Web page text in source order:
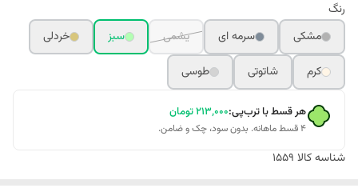
رنگ
مشکی
سرمه ای یشمی سبز
خردلی
کرم
شاتوتی طوسی
هر قسط با ترب‌پی:۲۱۳٬۰۰۰تومان
۴ قسط ماهانه. بدون سود، چک و ضامن.
شناسه کالا 1559